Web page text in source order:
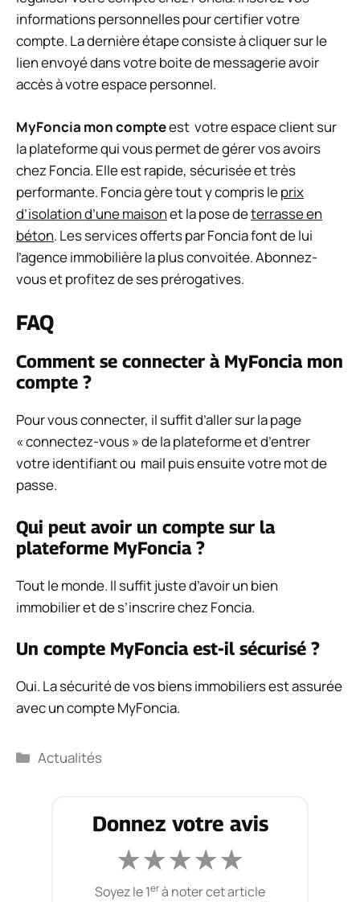
informations personnelles pour certifier votre
compte. La dernière étape consiste à cliquer sur le
lien envoyé dans votre boite de messagerie avoir
accès à votre espace personnel.
MyFoncia mon compteest votre espace client sur
la plateforme qui vous permet de gérer vos avoirs
chez Foncia. Elle est rapide, sécurisée et très
performante. Foncia gère tout y compris leprix
d’isolation d’une maisonet la pose deterrasse en
béton. Les services offerts par Foncia font de lui
l’agence immobilière la plus convoitée. Abonnez-
vous et profitez de ses prérogatives.
FAQ
Comment se connecter à MyFoncia mon
compte ?
Pour vous connecter, il suffit d’aller sur la page
« connectez-vous » de la plateforme et d’entrer
votre identifiant ou mail puis ensuite votre mot de
passe.
Qui peut avoir un compte sur la
plateforme MyFoncia ?
Tout le monde. Il suffit juste d’avoir un bien
immobilier et de s’inscrire chez Foncia.
Un compte MyFoncia est-il sécurisé ?
Oui. La sécurité de vos biens immobiliers est assurée
avec un compte MyFoncia.
Catégories
Actualités
Donnez votre avis
★★★★★
Soyez le 1erà noter cet article